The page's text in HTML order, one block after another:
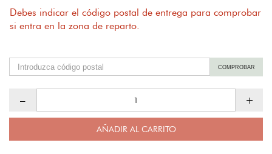
Debes indicar el código postal de entrega para comprobar
si entra en la zona de reparto.
COMPROBAR
– +
AÑADIR AL CARRITO